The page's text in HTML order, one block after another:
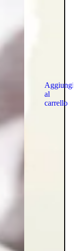
Aggiungi
al
carrello